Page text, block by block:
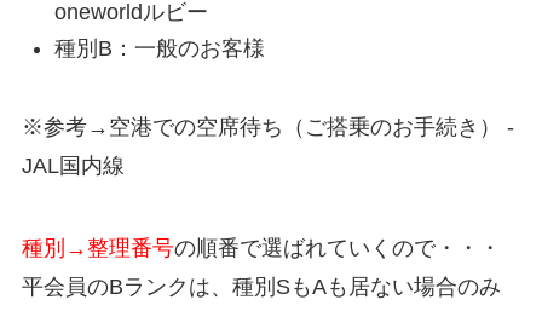
oneworldルビー
種別B：一般のお客様
※参考→空港での空席待ち（ご搭乗のお手続き） -
JAL国内線
種別→整理番号の順番で選ばれていくので・・・
平会員のBランクは、種別SもAも居ない場合のみ